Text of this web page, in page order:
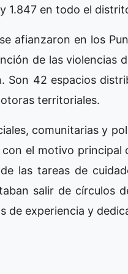
1.847 en todo el
afianzaron en los
de las violencias
Son 42 espacios
territoriales.
comunitarias y
el motivo principal
las tareas de
salir de círculos
de experiencia y